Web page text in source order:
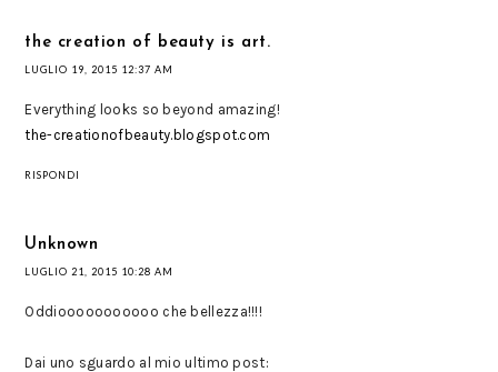
the creation of beauty is art.
LUGLIO 19, 2015 12:37 AM
Everything looks so beyond amazing!
the-creationofbeauty.blogspot.com
RISPONDI
Unknown
LUGLIO 21, 2015 10:28 AM
Oddiooooooooooo che bellezza!!!!
Dai uno sguardo al mio ultimo post: